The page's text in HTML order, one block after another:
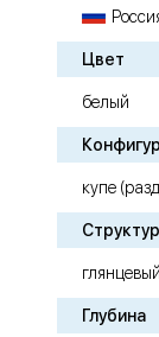
Цвет
белый
купе
глянцевый
Глубина